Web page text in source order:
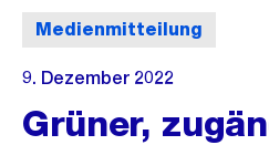
Medienmitteilung
9. Dezember 2022
Grüner,